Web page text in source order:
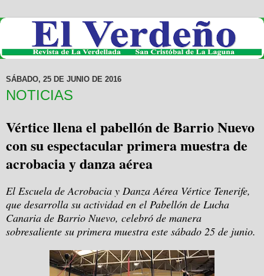
SÁBADO, 25 DE JUNIO DE 2016
NOTICIAS
Vértice llena el pabellón de Barrio Nuevo
con su espectacular primera muestra de
acrobacia y danza aérea
El Escuela de Acrobacia y Danza Aérea Vértice Tenerife,
que desarrolla su actividad en el Pabellón de Lucha
Canaria de Barrio Nuevo, celebró de manera
sobresaliente su primera muestra este sábado 25 de junio.